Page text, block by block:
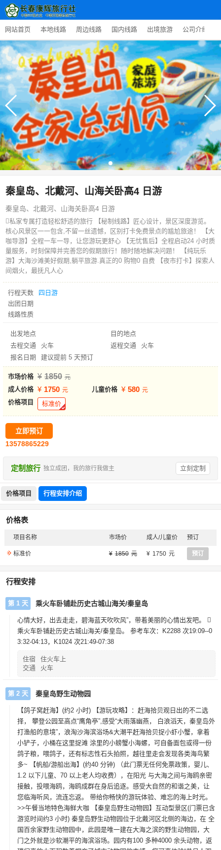
网站首页 本地线路 周边线路 国内线路 出境旅游 公司介绍
秦皇岛、北戴河、山海关卧高4 日游
秦皇岛、北戴河、山海关卧高4 日游
私家专属打造轻松舒适的旅行 【秘制线路】匠心设计，景区深度游览。
核心风景区一一包含,不留一丝遗憾，区别打卡免费景点的尴尬旅途！ 【大
咖导游】全程一车一导，让您游玩更舒心 【无忧售后】全程启动24 小时质
量服务，时刻保障并完善您的假期旅行！随时随地解决问题！ 【纯玩乐
游】大海沙滩美好假期,躺平旅游.真正的0 购物0 自费 【夜市打卡】探索人
间烟火，最抚凡人心
行程天数
四日游
出团日期
线路性质
出发地点
目的地点
去程交通
火车 返程交通
火车
报名日期
建议提前 5 天预订
市场价格 1850
成人价格 1750 儿童价格 580
价格项目 标准价
立即预订
13578865229
定制旅行 独立成团，我的旅行我做主 立刻定制
价格项目 行程安排介绍
价格表
项目名称 市场价 成人/儿童价 预订
标准价 1850 1750 预订
行程安排
第 1 天 乘火车卧铺赴历史古城山海关/秦皇岛
心情大好，出去走走，碧海蓝天吹吹风”，带着美丽的心情出发吧。 
乘火车卧铺赴历史古城山海关/秦皇岛。 参考车次：K2288 次19:09--0
3:32-04:13，K1024 次21:49-07:38
住宿
住火车上
交通
火车
第 2 天 秦皇岛野生动物园
【鸽子窝赶海】(约2 小时) 【游玩攻略】：赶海拾贝观日出的不二选
择， 攀登公园至高点“鹰角亭”,感受“大雨落幽燕， 白浪滔天，秦皇岛外
打渔船的意境”，浪淘沙海滨浴场&大潮平赶海拾贝捉小虾小蟹，拿着
小铲子，小桶在这里捉滩 涂里的小螃蟹小海螺，可自备面包或得一份
鸽子粮，喂鸽子，还有标志性石头拍照，越往里走会发现各类海鸟繁
多~ 【帆船/游船出海】(约40 分钟) （此门票无任何免票政策，婴儿、
1.2 以下儿童、70 以上老人均收费），在阳光 与大海之间与海鸥亲密
接触，投喂海鸥，海鸥成群在身后追逐。感受大自然的和谐之美，让
您临海听风，流连忘返。 带给你畅快的游玩体验、难忘的海上时光。
>>午餐当地特色海鲜大咖 【秦皇岛野生动物园】互动型景区(门票已含
游览时间约3 小时) 秦皇岛野生动物园位于北戴河区北侧的海边，在 全
国百余家野生动物园中，此园是唯一建在大海之滨的野生动物园，大
门之外就是沙软潮平的海滨浴场。园内有100 多种4000 余头动物，返